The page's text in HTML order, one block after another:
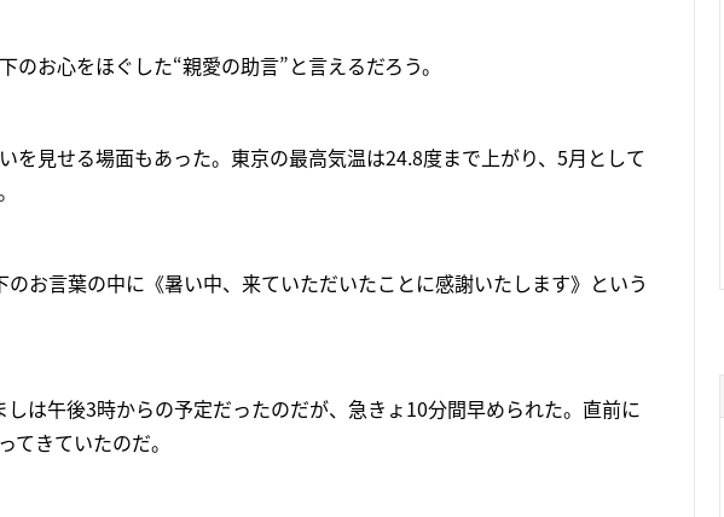
お心をほぐした“親愛の助言”と言えるだろう。
を見せる場面もあった。東京の最高気温は24.8度まで上がり、5月として
お言葉の中に《暑い中、来ていただいたことに感謝いたします》という
は午後3時からの予定だったのだが、急きょ10分間早められた。直前に
てきていたのだ。